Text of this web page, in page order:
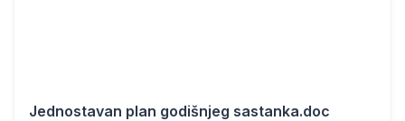
Jednostavan plan godišnjeg sastanka.doc